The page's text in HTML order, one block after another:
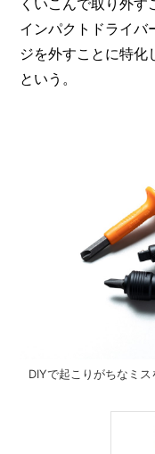
くいこんで取り外
インパクトドライバ
ジを外すことに特化
という。
DIYで起こりがちなミス